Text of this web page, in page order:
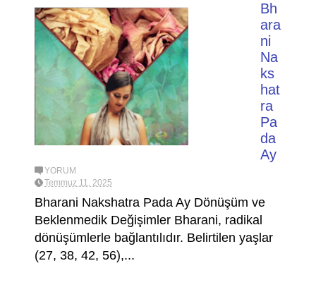
Bh
ara
ni
Na
ks
hat
ra
Pa
da
Ay
YORUM
Temmuz 11, 2025
Bharani Nakshatra Pada Ay Dönüşüm ve
Beklenmedik Değişimler Bharani, radikal
dönüşümlerle bağlantılıdır. Belirtilen yaşlar
(27, 38, 42, 56),...